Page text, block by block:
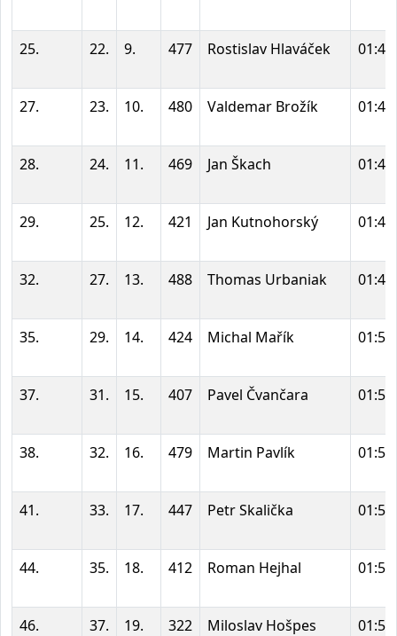
25. 22. 9. 477 Rostislav Hlaváček
27. 23. 10. 480 Valdemar Brožík
28. 24. 11. 469 Jan Škach
29. 25. 12. 421 Jan Kutnohorský
32. 27. 13. 488 Thomas Urbaniak
35. 29. 14. 424 Michal Mařík
37. 31. 15. 407 Pavel Čvančara
38. 32. 16. 479 Martin Pavlík
41. 33. 17. 447 Petr Skalička
44. 35. 18. 412 Roman Hejhal
46. 37. 19. 322 Miloslav Hošpes